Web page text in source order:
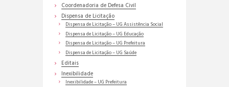
Coordenadoria de Defesa Civil
Dispensa de Licitação
Dispensa de Licitação – UG Assistência Social
Dispensa de Licitação – UG Educação
Dispensa de Licitação – UG Prefeitura
Dispensa de Licitação – UG Saúde
Editais
Inexibilidade
Inexibilidade – UG Prefeitura